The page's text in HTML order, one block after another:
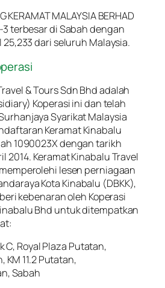
KERAMAT MALAYSIA BERHAD
terbesar di Sabah dengan
dari seluruh Malaysia.
& Tours Sdn Bhd adalah
Koperasi ini dan telah
Syarikat Malaysia
Keramat Kinabalu
1090023X dengan tarikh
2014. Keramat Kinabalu Travel
lesen perniagaan
Kota Kinabalu (DBKK),
kebenaran oleh Koperasi
Bhd untuk ditempatkan
C, Royal Plaza Putatan,
KM 11.2 Putatan,
Sabah